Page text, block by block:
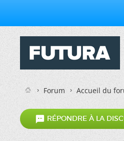
Forum Accueil du
 RÉPONDRE À LA